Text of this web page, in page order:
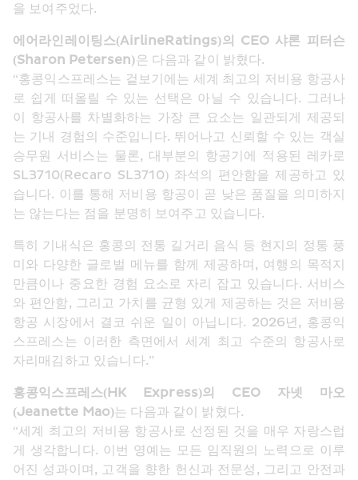
을 보여주었다.
에어라인레이팅스(AirlineRatings)의 CEO 샤론 피터슨
(Sharon Petersen)은 다음과 같이 밝혔다.
“홍콩익스프레스는 겉보기에는 세계 최고의 저비용 항공사
로 쉽게 떠올릴 수 있는 선택은 아닐 수 있습니다. 그러나
이 항공사를 차별화하는 가장 큰 요소는 일관되게 제공되
는 기내 경험의 수준입니다. 뛰어나고 신뢰할 수 있는 객실
승무원 서비스는 물론, 대부분의 항공기에 적용된 레카로
SL3710(Recaro SL3710) 좌석의 편안함을 제공하고 있
습니다. 이를 통해 저비용 항공이 곧 낮은 품질을 의미하지
는 않는다는 점을 분명히 보여주고 있습니다.
특히 기내식은 홍콩의 전통 길거리 음식 등 현지의 정통 풍
미와 다양한 글로벌 메뉴를 함께 제공하며, 여행의 목적지
만큼이나 중요한 경험 요소로 자리 잡고 있습니다. 서비스
와 편안함, 그리고 가치를 균형 있게 제공하는 것은 저비용
항공 시장에서 결코 쉬운 일이 아닙니다. 2026년, 홍콩익
스프레스는 이러한 측면에서 세계 최고 수준의 항공사로
자리매김하고 있습니다.”
홍콩익스프레스(HK Express)의 CEO 자넷 마오
(Jeanette Mao)는 다음과 같이 밝혔다.
“세계 최고의 저비용 항공사로 선정된 것을 매우 자랑스럽
게 생각합니다. 이번 영예는 모든 임직원의 노력으로 이루
어진 성과이며, 고객을 향한 헌신과 전문성, 그리고 안전과